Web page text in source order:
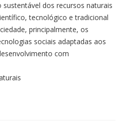
dos recursos naturais
tecnológico e tradicional
principalmente, os
sociais adaptadas aos
com